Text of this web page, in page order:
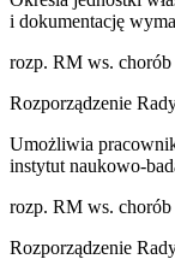
i dokumentację
rozp. RM ws. chorób
Rozporządzenie
Umożliwia
instytut naukowo-
rozp. RM ws. chorób
Rozporządzenie